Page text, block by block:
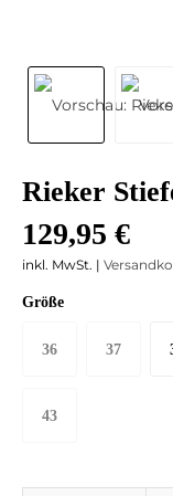
Rieker
129,95 €
inkl. MwSt. |
Größe
36 37
43